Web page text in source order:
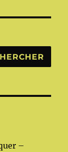
–